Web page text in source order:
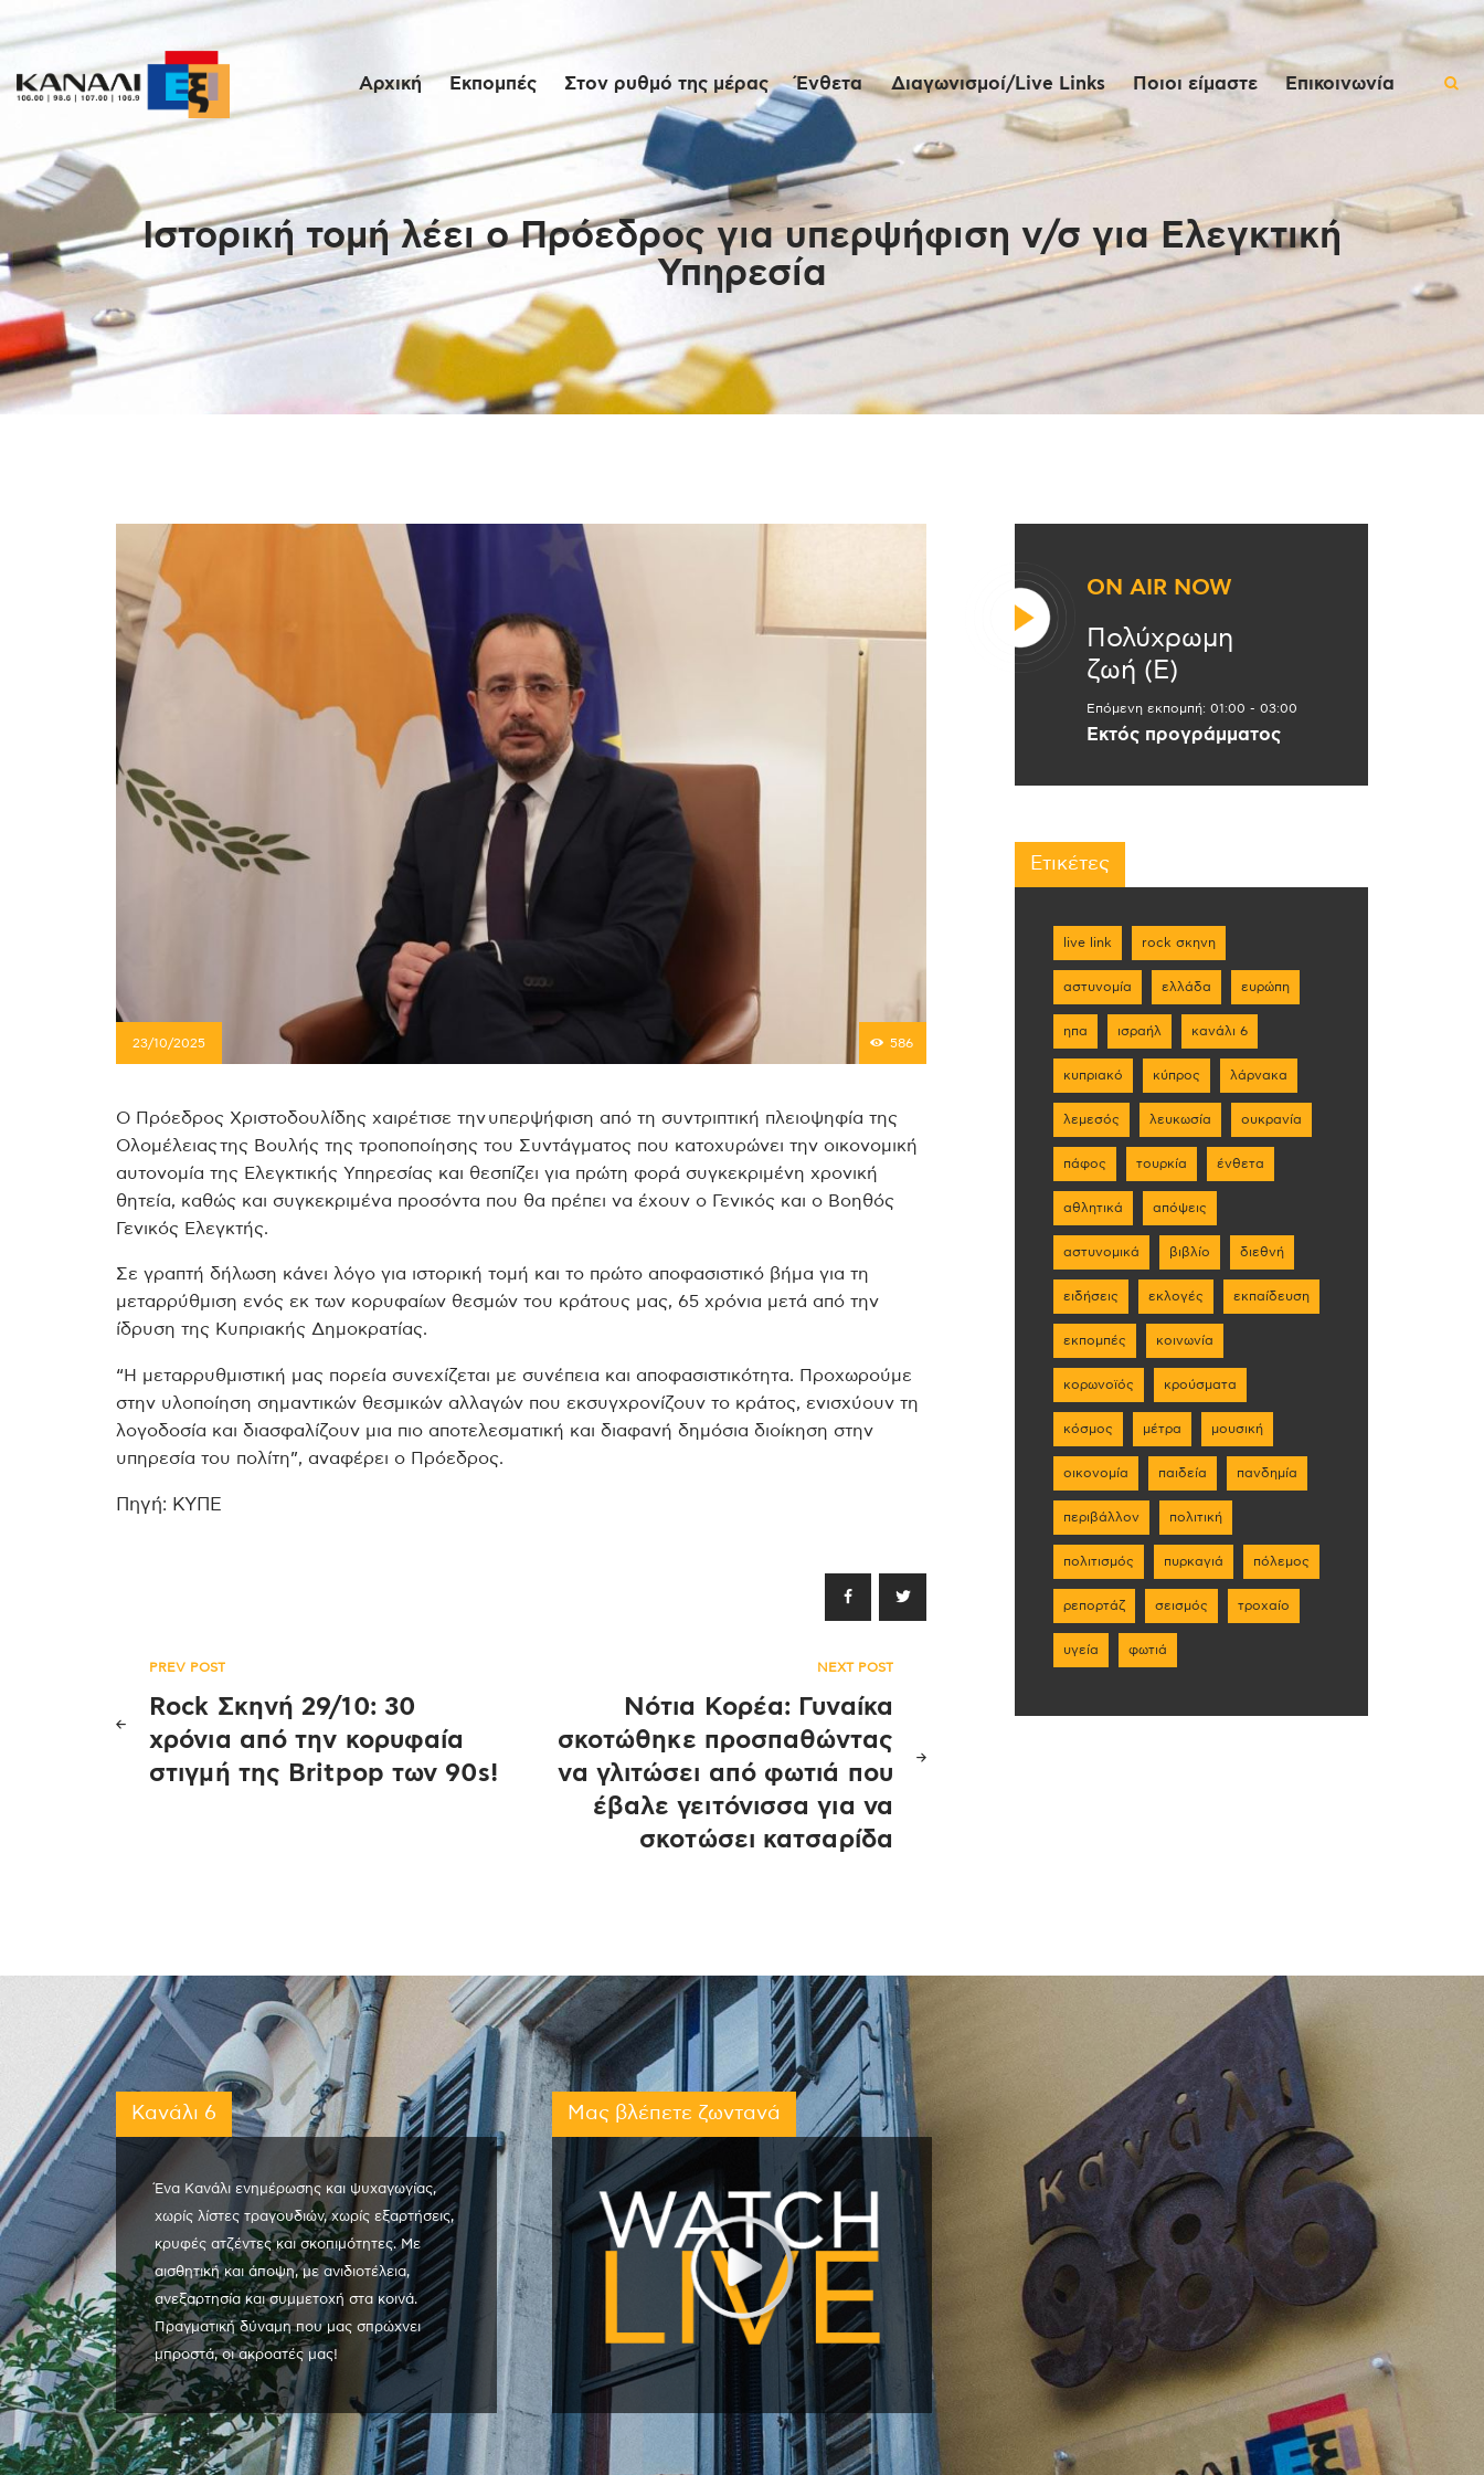
Αρχική Εκπομπές Στον ρυθμό της μέρας Ένθετα Διαγωνισμοί/Live Links Ποιοι είμαστε Επικοινωνία
Ιστορική τομή λέει ο Πρόεδρος για υπερψήφιση ν/σ για Ελεγκτική
Υπηρεσία
Αρχική
Εκπομπές
Στον ρυθμό της
μέρας
Ένθετα
Διαγωνισμοί/Live
Links
Επικοινωνία
23/10/2025 586
Ο Πρόεδρος Χριστοδουλίδης χαιρέτισε την υπερψήφιση από τη συντριπτική πλειοψηφία της
Ολομέλειας της Βουλής της τροποποίησης του Συντάγματος που κατοχυρώνει την οικονομική
αυτονομία της Ελεγκτικής Υπηρεσίας και θεσπίζει για πρώτη φορά συγκεκριμένη χρονική
θητεία, καθώς και συγκεκριμένα προσόντα που θα πρέπει να έχουν ο Γενικός και ο Βοηθός
Γενικός Ελεγκτής.
Σε γραπτή δήλωση κάνει λόγο για ιστορική τομή και το πρώτο αποφασιστικό βήμα για τη
μεταρρύθμιση ενός εκ των κορυφαίων θεσμών του κράτους μας, 65 χρόνια μετά από την
ίδρυση της Κυπριακής Δημοκρατίας.
“Η μεταρρυθμιστική μας πορεία συνεχίζεται με συνέπεια και αποφασιστικότητα. Προχωρούμε
στην υλοποίηση σημαντικών θεσμικών αλλαγών που εκσυγχρονίζουν το κράτος, ενισχύουν τη
λογοδοσία και διασφαλίζουν μια πιο αποτελεσματική και διαφανή δημόσια διοίκηση στην
υπηρεσία του πολίτη”, αναφέρει ο Πρόεδρος.
Πηγή: ΚΥΠΕ
Πλοήγηση
άρθρων
PREV POST
Rock Σκηνή 29/10: 30
χρόνια από την κορυφαία
στιγμή της Britpop των 90s!
NEXT POST
Νότια Κορέα: Γυναίκα
σκοτώθηκε προσπαθώντας
να γλιτώσει από φωτιά που
έβαλε γειτόνισσα για να
σκοτώσει κατσαρίδα
ON AIR NOW
Πολύχρωμη
ζωή (Ε)
Επόμενη εκπομπή: 01:00 - 03:00
Εκτός προγράμματος
Ετικέτες
live link rock σκηνη
αστυνομία ελλάδα ευρώπη
ηπα ισραήλ κανάλι 6
κυπριακό κύπρος λάρνακα
λεμεσός λευκωσία ουκρανία
πάφος τουρκία ένθετα
αθλητικά απόψεις
αστυνομικά βιβλίο διεθνή
ειδήσεις εκλογές εκπαίδευση
εκπομπές κοινωνία
κορωνοϊός κρούσματα
κόσμος μέτρα μουσική
οικονομία παιδεία πανδημία
περιβάλλον πολιτική
πολιτισμός πυρκαγιά πόλεμος
ρεπορτάζ σεισμός τροχαίο
υγεία φωτιά
Κανάλι 6
Ένα Κανάλι ενημέρωσης και ψυχαγωγίας,
χωρίς λίστες τραγουδιών, χωρίς εξαρτήσεις,
κρυφές ατζέντες και σκοπιμότητες. Με
αισθητική και άποψη, με ανιδιοτέλεια,
ανεξαρτησία και συμμετοχή στα κοινά.
Πραγματική δύναμη που μας σπρώχνει
μπροστά, οι ακροατές μας!
Μας βλέπετε ζωντανά